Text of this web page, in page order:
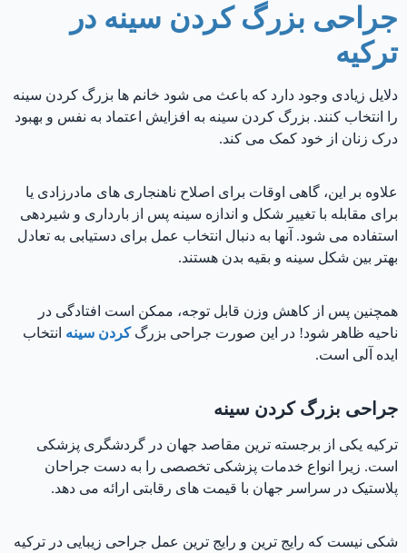
جراحی بزرگ کردن سینه در
ترکیه
دلایل زیادی وجود دارد که باعث می شود خانم ها بزرگ کردن سینه
را انتخاب کنند. بزرگ کردن سینه به افزایش اعتماد به نفس و بهبود
درک زنان از خود کمک می کند.
علاوه بر این، گاهی اوقات برای اصلاح ناهنجاری های مادرزادی یا
برای مقابله با تغییر شکل و اندازه سینه پس از بارداری و شیردهی
استفاده می شود. آنها به دنبال انتخاب عمل برای دستیابی به تعادل
بهتر بین شکل سینه و بقیه بدن هستند.
همچنین پس از کاهش وزن قابل توجه، ممکن است افتادگی در
ناحیه ظاهر شود! در این صورت جراحی بزرگ کردن سینه انتخاب
ایده آلی است.
جراحی بزرگ کردن سینه
ترکیه یکی از برجسته ترین مقاصد جهان در گردشگری پزشکی
است. زیرا انواع خدمات پزشکی تخصصی را به دست جراحان
پلاستیک در سراسر جهان با قیمت های رقابتی ارائه می دهد.
شکی نیست که رایج ترین و رایج ترین عمل جراحی زیبایی در ترکیه